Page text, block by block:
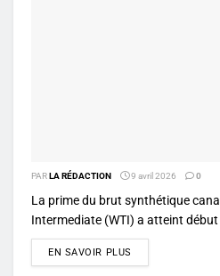
PARLA RÉDACTION 9 avril 2026 0
La prime du brut synthétique
Intermediate (WTI) a atteint
EN SAVOIR PLUS